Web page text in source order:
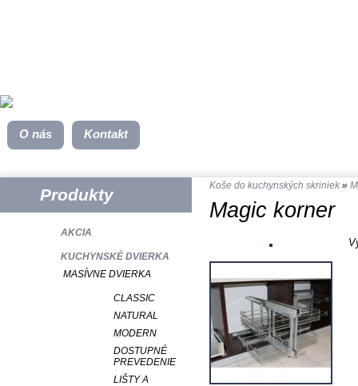
O nás Kontakt
Produkty
AKCIA
KUCHYNSKÉ DVIERKA
MASÍVNE DVIERKA
CLASSIC
NATURAL
MODERN
DOSTUPNÉ
PREVEDENIE
LIŠTY A
Magic korner
Koše do kuchynských skriniek»